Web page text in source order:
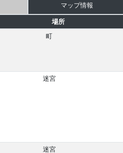
マップ情報
場所
町
迷宮
迷宮